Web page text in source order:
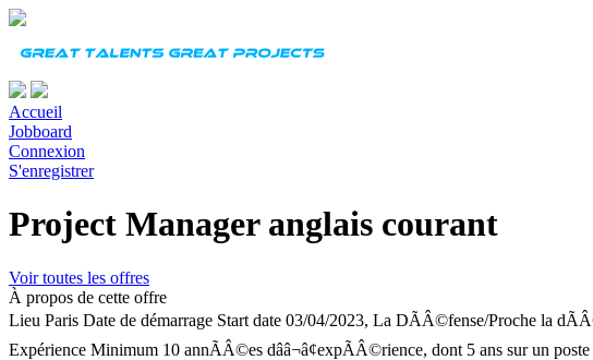
Accueil
Jobboard
Connexion
S'enregistrer
Project Manager anglais courant
Voir toutes les offres
À propos de cette offre
Lieu Paris Date de démarrage Start date 03/04/2023, La DÃÂ©fense/Proche la
Expérience Minimum 10 annÃÂ©es dââ¬â¢expÃÂ©rience, dont 5 ans sur un